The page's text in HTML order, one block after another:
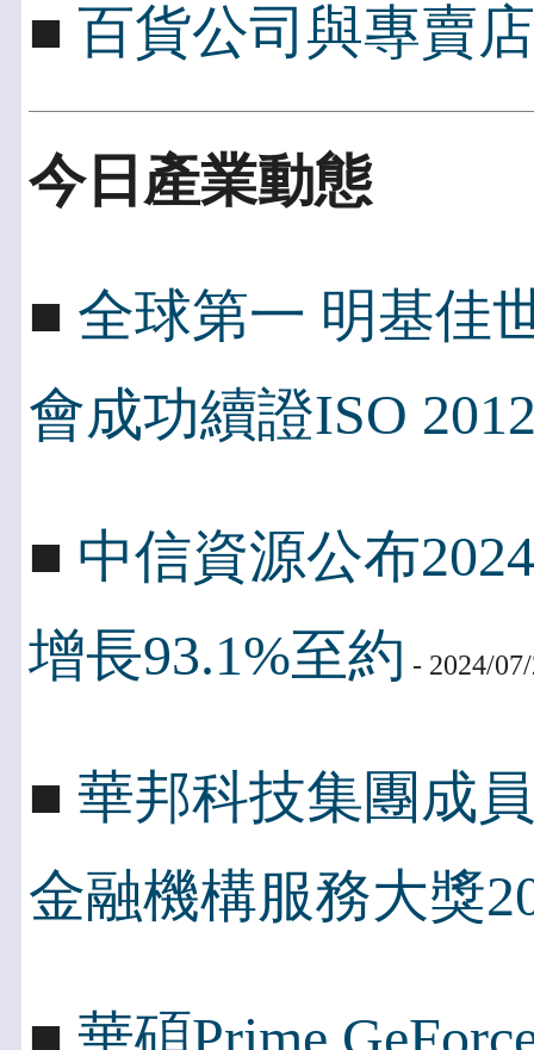
■ 百貨公司與專賣
今日產業動態
■ 全球第一 明基佳
會成功續證ISO
■ 中信資源公布
增長93.1%至約 - 2024/
■ 華邦科技集團成
金融機構服務大獎